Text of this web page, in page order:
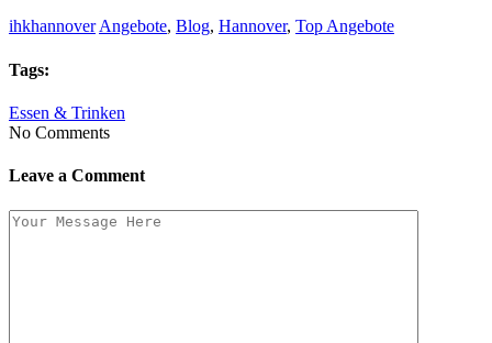
ihkhannoverAngebote, Blog, Hannover, Top Angebote
Tags:
Essen & Trinken
No Comments
Leave a Comment